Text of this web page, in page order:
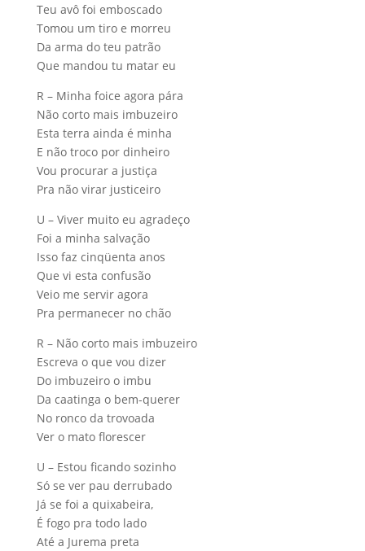
Teu avô foi emboscado
Tomou um tiro e morreu
Da arma do teu patrão
Que mandou tu matar eu
R – Minha foice agora pára
Não corto mais imbuzeiro
Esta terra ainda é minha
E não troco por dinheiro
Vou procurar a justiça
Pra não virar justiceiro
U – Viver muito eu agradeço
Foi a minha salvação
Isso faz cinqüenta anos
Que vi esta confusão
Veio me servir agora
Pra permanecer no chão
R – Não corto mais imbuzeiro
Escreva o que vou dizer
Do imbuzeiro o imbu
Da caatinga o bem-querer
No ronco da trovoada
Ver o mato florescer
U – Estou ficando sozinho
Só se ver pau derrubado
Já se foi a quixabeira,
É fogo pra todo lado
Até a Jurema preta